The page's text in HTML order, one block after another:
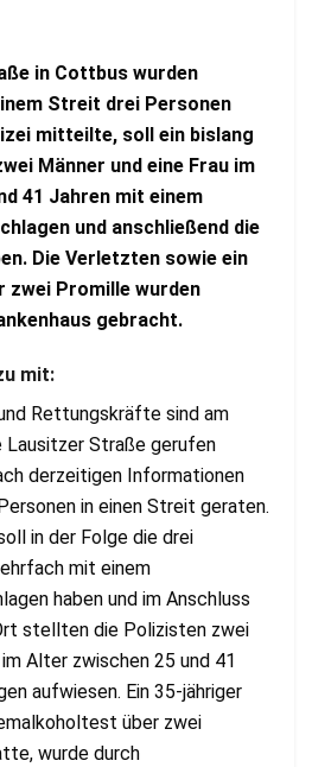
in Cottbus wurden
Streit drei Personen
mitteilte, soll ein bislang
Männer und eine Frau im
41 Jahren mit einem
und anschließend die
Die Verletzten sowie ein
zwei Promille wurden
gebracht.
mit:
Rettungskräfte sind am
Lausitzer Straße gerufen
derzeitigen Informationen
in einen Streit geraten.
in der Folge die drei
mit einem
haben und im Anschluss
stellten die Polizisten zwei
Alter zwischen 25 und 41
aufwiesen. Ein 35-jähriger
über zwei
wurde durch